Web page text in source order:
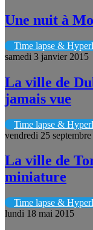
Une nuit à
Time lapse &
samedi 3 janvier 2015
La ville de
jamais vue
Time lapse &
vendredi 25
La ville de
miniature
Time lapse &
lundi 18 mai 2015